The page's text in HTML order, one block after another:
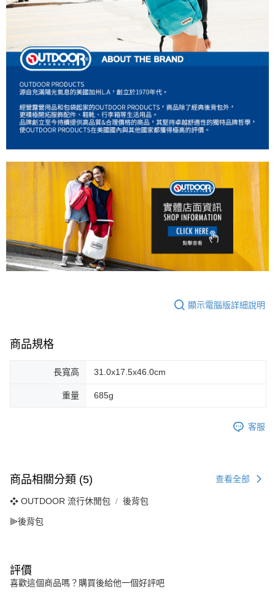
顯示電腦版詳細說明
商品規格
長寬高 31.0x17.5x46.0cm
重量 685g
客服
商品相關分類 (5) 查看全部
❖ OUTDOOR 流行休閒包 後背包
⫸後背包
評價
喜歡這個商品嗎？購買後給他一個好評吧